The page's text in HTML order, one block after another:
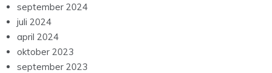
september 2024
juli 2024
april 2024
oktober 2023
september 2023